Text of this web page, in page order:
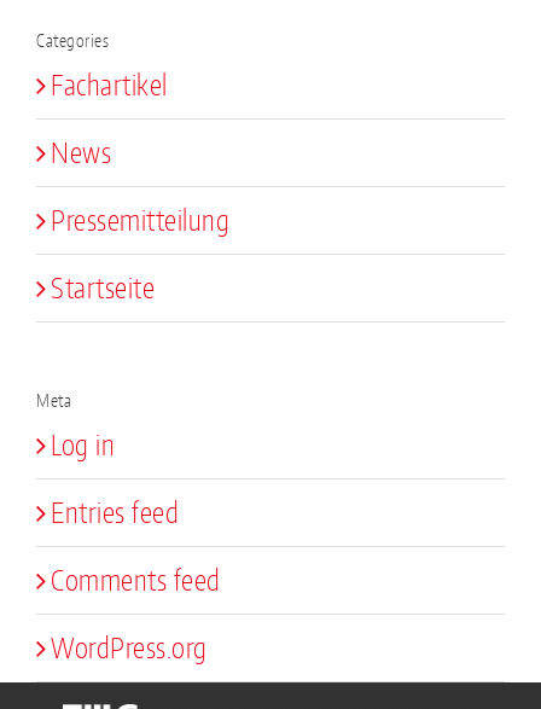
Categories
Fachartikel
News
Pressemitteilung
Startseite
Meta
Log in
Entries feed
Comments feed
WordPress.org